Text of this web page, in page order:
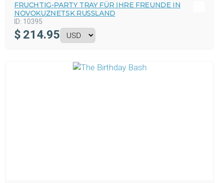
FRUCHTIG-PARTY TRAY FÜR IHRE FREUNDE IN
NOVOKUZNETSK RUSSLAND
ID: 10395
$ 214.95